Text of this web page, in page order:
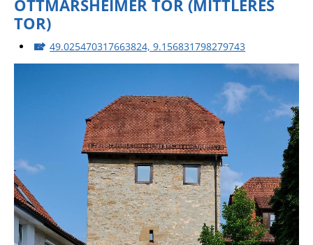
OTTMARSHEIMER TOR (MITTLERES
TOR)
49.025470317663824, 9.156831798279743